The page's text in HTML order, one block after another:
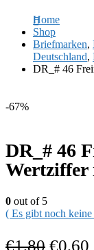
Home
Shop
Briefmarken,
Deutschland,
DR_# 46
-67%
DR_# 46
Wertziffer
0 out of 5
( Es gibt noch
€1,80 €0,60